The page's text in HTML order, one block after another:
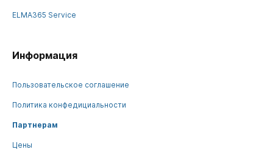
ELMA365 Service
Информация
Пользовательское соглашение
Политика конфедициальности
Партнерам
Цены